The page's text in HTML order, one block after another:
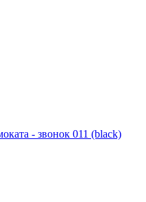
- звонок 011 (black)